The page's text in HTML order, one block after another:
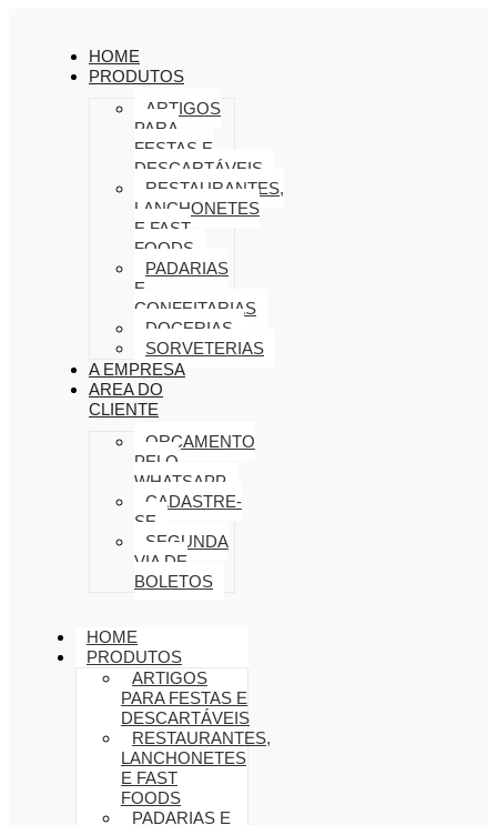
HOME
PRODUTOS
ARTIGOS
PARA
FESTAS E
DESCARTÁVEIS
RESTAURANTES,
LANCHONETES
E FAST
FOODS
PADARIAS
E
CONFEITARIAS
DOCERIAS
SORVETERIAS
A EMPRESA
AREA DO
CLIENTE
ORÇAMENTO
PELO
WHATSAPP
CADASTRE-
SE
SEGUNDA
VIA DE
BOLETOS
HOME
PRODUTOS
ARTIGOS
PARA FESTAS E
DESCARTÁVEIS
RESTAURANTES,
LANCHONETES
E FAST
FOODS
PADARIAS E